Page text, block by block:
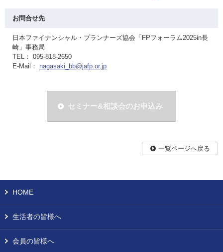
お問合せ先
日本ファイナンシャル・プランナーズ協会「FPフォーラム2025in長
崎」事務局
TEL： 095-818-2650
E-Mail： nagasaki_bb@jafp.or.jp
セミナー&相談会のお申込み
一覧ページへ戻る
HOME
生活者の皆様へ
会員の皆様へ